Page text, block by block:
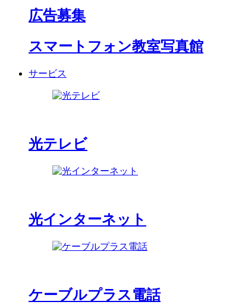
広告募集
スマートフォン教室写真館
サービス
光テレビ
光インターネット
ケーブルプラス電話